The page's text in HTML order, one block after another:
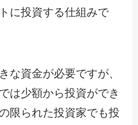
に投資する仕組みで
な資金が必要ですが、
は少額から投資ができ
限られた投資家でも投